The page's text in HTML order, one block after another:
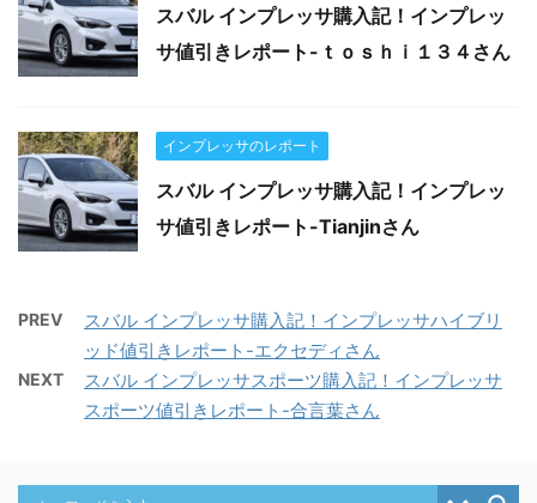
スバル インプレッサ購入記！インプレッ
サ値引きレポート-ｔｏｓｈｉ１３４さん
インプレッサのレポート
スバル インプレッサ購入記！インプレッ
サ値引きレポート-Tianjinさん
PREV
スバル インプレッサ購入記！インプレッサハイブリ
ッド値引きレポート-エクセディさん
NEXT
スバル インプレッサスポーツ購入記！インプレッサ
スポーツ値引きレポート-合言葉さん